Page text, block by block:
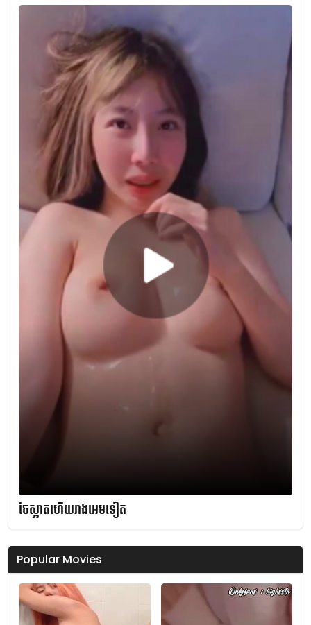
ចែស្អាតហើយរាងអេមទៀត
Popular Movies